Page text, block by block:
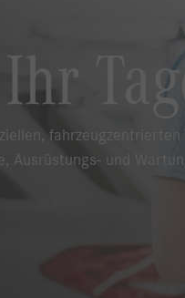
fahrzeugzentrierten
Ausrüstungs- und